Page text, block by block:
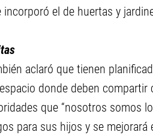
incorporó el de huertas y
aclaró que tienen
donde deben
que “nosotros somos
para sus hijos y se